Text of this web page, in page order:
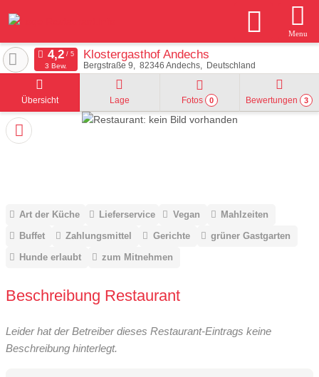
Menu
Klostergasthof Andechs
Bergstraße 9 82346 Andechs Deutschland
3 Bew.
Übersicht Lage Fotos 0 Bewertungen 3
Art der Küche Lieferservice Vegan
Mahlzeiten
Buffet
Zahlungsmittel Gerichte
grüner Gastgarten
Hunde erlaubt
zum Mitnehmen
Beschreibung Restaurant
Leider hat der Betreiber dieses Restaurant-Eintrags keine
Beschreibung hinterlegt.